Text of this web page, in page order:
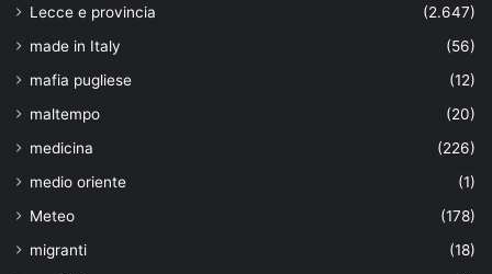
Lecce e provincia
(2.647)
made in Italy
(56)
mafia pugliese
(12)
maltempo
(20)
medicina
(226)
medio oriente
(1)
Meteo
(178)
migranti
(18)